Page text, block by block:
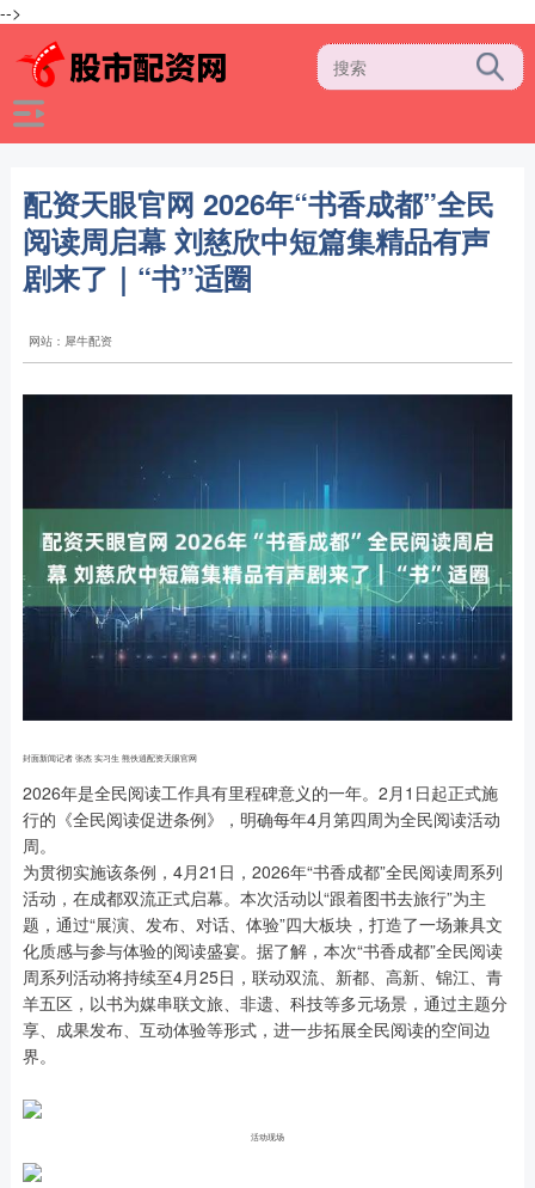
-->
配资天眼官网 2026年“书香成都”全民
阅读周启幕 刘慈欣中短篇集精品有声
剧来了｜“书”适圈
网站：犀牛配资
封面新闻记者 张杰 实习生 熊佚逍配资天眼官网
2026年是全民阅读工作具有里程碑意义的一年。2月1日起正式施
行的《全民阅读促进条例》，明确每年4月第四周为全民阅读活动
周。
为贯彻实施该条例，4月21日，2026年“书香成都”全民阅读周系列
活动，在成都双流正式启幕。本次活动以“跟着图书去旅行”为主
题，通过“展演、发布、对话、体验”四大板块，打造了一场兼具文
化质感与参与体验的阅读盛宴。据了解，本次“书香成都”全民阅读
周系列活动将持续至4月25日，联动双流、新都、高新、锦江、青
羊五区，以书为媒串联文旅、非遗、科技等多元场景，通过主题分
享、成果发布、互动体验等形式，进一步拓展全民阅读的空间边
界。
活动现场